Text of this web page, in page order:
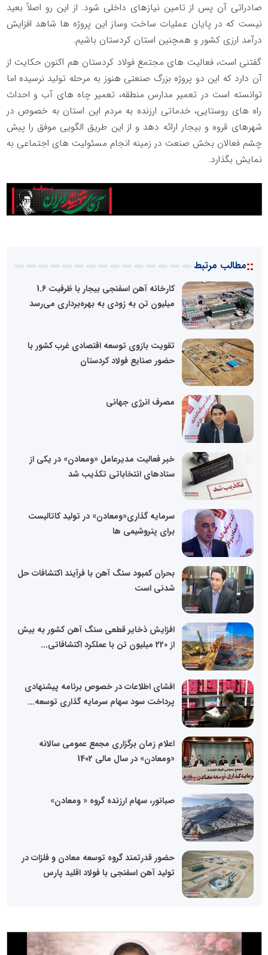
صادراتی آن پس از تامین نیازهای داخلی شود. از این رو اصلاً بعید
نیست که در پایان عملیات ساخت وساز این پروژه ها شاهد افزایش
درآمد ارزی کشور و همچنین استان کردستان باشیم.
گفتنی است، فعالیت های مجتمع فولاد کردستان هم اکنون حکایت از
آن دارد که این دو پروژه بزرگ صنعتی هنوز به مرحله تولید نرسیده اما
توانسته است در تعمیر مدارس منطقه، تعمیر چاه های آب و احداث
راه های روستایی، خدماتی ارزنده به مردم این استان به خصوص در
شهرهای قروه و بیجار ارائه دهد و از این طریق الگویی موفق را پیش
چشم فعالان بخش صنعت در زمینه انجام مسئولیت های اجتماعی به
نمایش بگذارد.
::مطالب مرتبط
کارخانه آهن اسفنجی بیجار با ظرفیت 1.6
میلیون تن به زودی به بهره‌برداری می‌رسد
تقویت بازوی توسعه اقتصادی غرب کشور با
حضور صنایع فولاد کردستان
مصرف انرژی جهانی
خبر فعالیت مدیرعامل «ومعادن» در یکی از
ستادهای انتخاباتی تکذیب شد
سرمایه گذاری«ومعادن» در تولید کاتالیست
برای پتروشیمی ها
بحران کمبود سنگ آهن با فرآیند اکتشافات حل
شدنی است
افزایش ذخایر قطعی سنگ آهن کشور به بیش
از 220 میلیون تن با عملکرد اکتشافاتی...
افشای اطلاعات در خصوص برنامه پیشنهادی
پرداخت سود سهام سرمایه گذاری توسعه...
اعلام زمان برگزاری مجمع عمومی سالانه
«ومعادن» در سال مالی 1402
صبانور، سهام ارزنده گروه « ومعادن»
حضور قدرتمند گروه توسعه معادن و فلزات در
تولید آهن اسفنجی با فولاد اقلید پارس